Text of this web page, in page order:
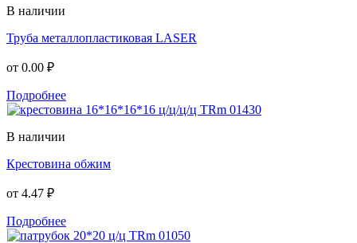
В наличии
Труба металлопластиковая LASER
от 0.00 ₽
Подробнее
В наличии
Крестовина обжим
от 4.47 ₽
Подробнее